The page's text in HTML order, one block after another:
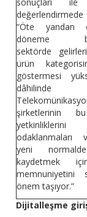
sonuçları
“Öte yandan
döneme
sektörde
ürün
göstermesi
dâhilinde
şirketlerinin
yetkinliklerini
odaklanmaları
yeni
kaydetmek
memnuniyetini
önem taşıyor.”
Dijitalleşme